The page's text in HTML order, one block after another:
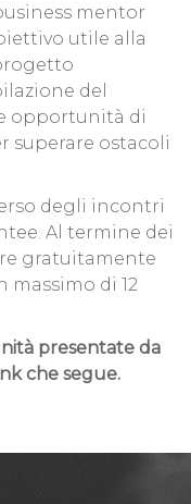
mentor
utile alla
del
opportunità di
superare ostacoli
degli incontri
Al termine dei
gratuitamente
massimo di 12
presentate da
che segue.